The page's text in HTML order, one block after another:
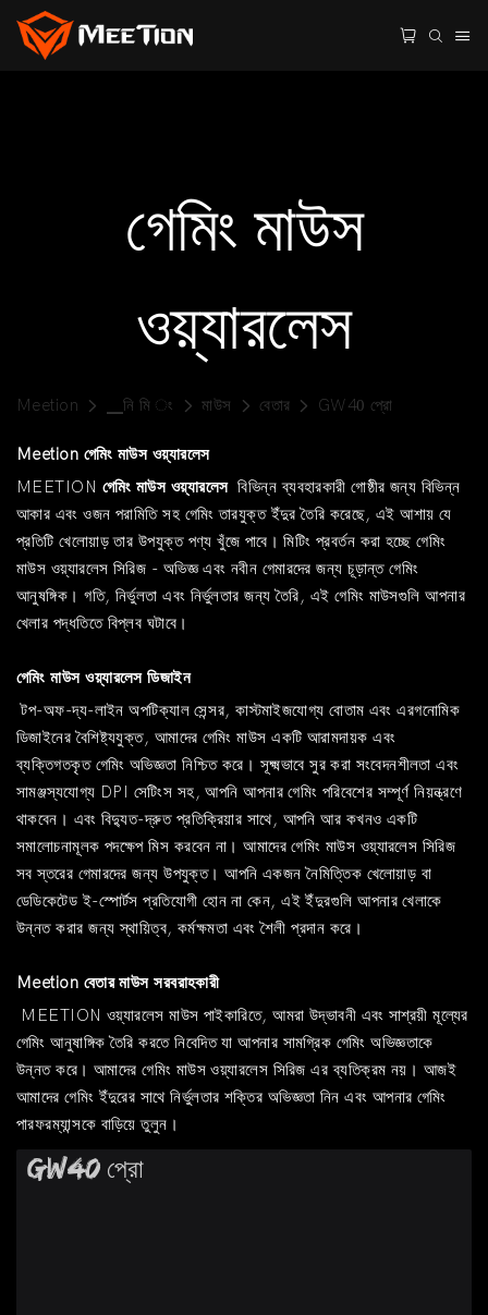
গেমিং মাউস
ওয়্যারলেস
Meetion ▁নি মি ং মাউস বেতার GW40 প্রো
Meetion গেমিং মাউস ওয়্যারলেস
MEETION গেমিং মাউস ওয়্যারলেস বিভিন্ন ব্যবহারকারী গোষ্ঠীর জন্য বিভিন্ন
আকার এবং ওজন পরামিতি সহ গেমিং তারযুক্ত ইঁদুর তৈরি করেছে, এই আশায় যে
প্রতিটি খেলোয়াড় তার উপযুক্ত পণ্য খুঁজে পাবে। মিটিং প্রবর্তন করা হচ্ছেগেমিং
মাউস ওয়্যারলেস সিরিজ - অভিজ্ঞ এবং নবীন গেমারদের জন্য চূড়ান্ত গেমিং
আনুষঙ্গিক। গতি, নির্ভুলতা এবং নির্ভুলতার জন্য তৈরি, এই গেমিং মাউসগুলি আপনার
খেলার পদ্ধতিতে বিপ্লব ঘটাবে।
গেমিং মাউস ওয়্যারলেস ডিজাইন
টপ-অফ-দ্য-লাইন অপটিক্যাল সেন্সর, কাস্টমাইজযোগ্য বোতাম এবং এরগনোমিক
ডিজাইনের বৈশিষ্ট্যযুক্ত, আমাদের গেমিং মাউস একটি আরামদায়ক এবং
ব্যক্তিগতকৃত গেমিং অভিজ্ঞতা নিশ্চিত করে। সূক্ষ্মভাবে সুর করা সংবেদনশীলতা এবং
সামঞ্জস্যযোগ্য DPI সেটিংস সহ, আপনি আপনার গেমিং পরিবেশের সম্পূর্ণ নিয়ন্ত্রণে
থাকবেন। এবং বিদ্যুত-দ্রুত প্রতিক্রিয়ার সাথে, আপনি আর কখনও একটি
সমালোচনামূলক পদক্ষেপ মিস করবেন না। আমাদের গেমিং মাউস ওয়্যারলেস সিরিজ
সব স্তরের গেমারদের জন্য উপযুক্ত। আপনি একজন নৈমিত্তিক খেলোয়াড় বা
ডেডিকেটেড ই-স্পোর্টস প্রতিযোগী হোন না কেন, এই ইঁদুরগুলি আপনার খেলাকে
উন্নত করার জন্য স্থায়িত্ব, কর্মক্ষমতা এবং শৈলী প্রদান করে।
Meetion বেতার মাউস সরবরাহকারী
MEETION ওয়্যারলেস মাউস পাইকারিতে, আমরা উদ্ভাবনী এবং সাশ্রয়ী মূল্যের
গেমিং আনুষাঙ্গিক তৈরি করতে নিবেদিত যা আপনার সামগ্রিক গেমিং অভিজ্ঞতাকে
উন্নত করে। আমাদের গেমিং মাউস ওয়্যারলেস সিরিজ এর ব্যতিক্রম নয়। আজই
আমাদের গেমিং ইঁদুরের সাথে নির্ভুলতার শক্তির অভিজ্ঞতা নিন এবং আপনার গেমিং
পারফরম্যান্সকে বাড়িয়ে তুলুন।
GW40 প্রো